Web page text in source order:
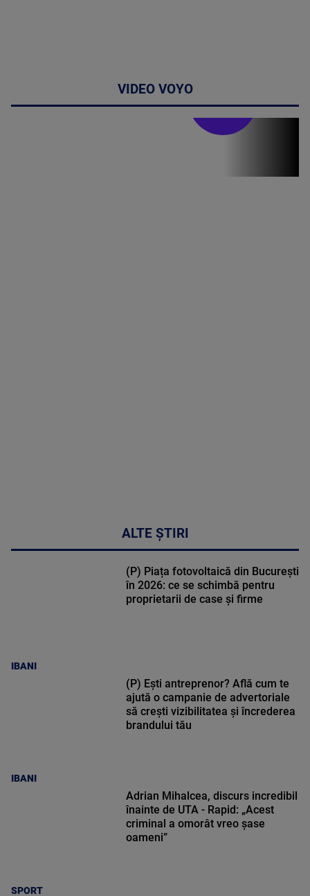
VIDEO VOYO
ALTE ȘTIRI
IBANI
(P) Piața fotovoltaică din București
în 2026: ce se schimbă pentru
proprietarii de case și firme
IBANI
(P) Ești antreprenor? Află cum te
ajută o campanie de advertoriale
să crești vizibilitatea și încrederea
brandului tău
SPORT
Adrian Mihalcea, discurs incredibil
înainte de UTA - Rapid: „Acest
criminal a omorât vreo șase
oameni”